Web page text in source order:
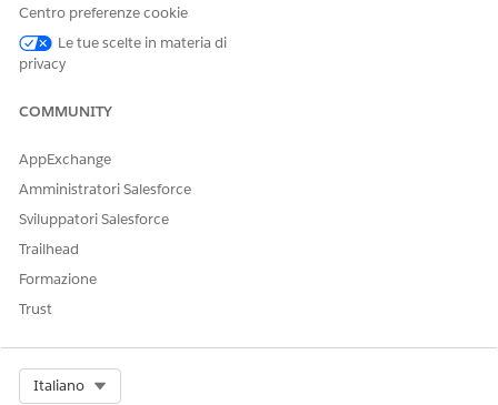
dettagli logistici e attivare aggiornamenti automatici dello
stato degli asset per mantenere una catena di custodia
rigorosa dal magazzino al dipendente.
Trasferire l'hardware tra i magazzini utilizzando i
delle scorte. I trasferimenti di prodotto mantengono
l'integrità dei dati spostando gli asset tra posizioni con lo
Invio e ricezione di hardware
aggiornando gli stati degli ordini di evasione.
QUESTO ARTICOLO HA RISOLTO IL PROBLEMA?
Centro preferenze cookie
Le tue scelte in materia di
privacy
COMMUNITY
AppExchange
Amministratori Salesforce
Sviluppatori Salesforce
Trailhead
Formazione
Trust
Italiano